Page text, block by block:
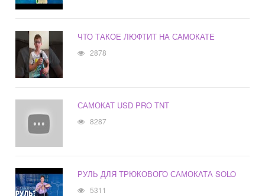
ЧТО ТАКОЕ ЛЮФТИТ НА САМОКАТЕ
2878
САМОКАТ USD PRO TNT
8287
РУЛЬ ДЛЯ ТРЮКОВОГО САМОКАТА SOLO
5311